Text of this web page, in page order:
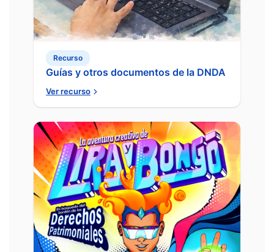
Recurso
Guías y otros documentos de la DNDA
Ver recurso